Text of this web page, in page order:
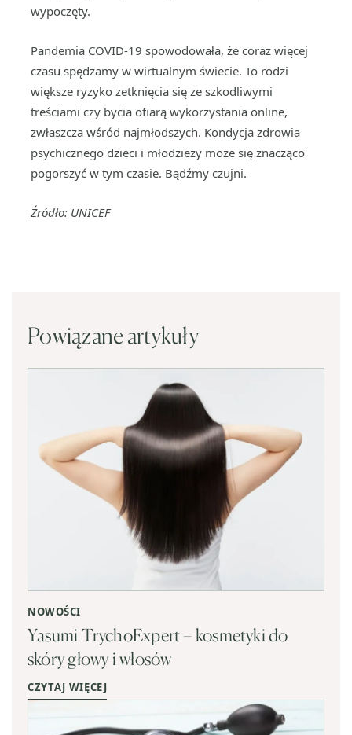
wypoczęty.
Pandemia COVID-19 spowodowała, że coraz więcej
czasu spędzamy w wirtualnym świecie. To rodzi
większe ryzyko zetknięcia się ze szkodliwymi
treściami czy bycia ofiarą wykorzystania online,
zwłaszcza wśród najmłodszych. Kondycja zdrowia
psychicznego dzieci i młodzieży może się znacząco
pogorszyć w tym czasie. Bądźmy czujni.
Źródło: UNICEF
Powiązane artykuły
NOWOŚCI
Yasumi TrychoExpert – kosmetyki do
skóry głowy i włosów
CZYTAJ WIĘCEJ